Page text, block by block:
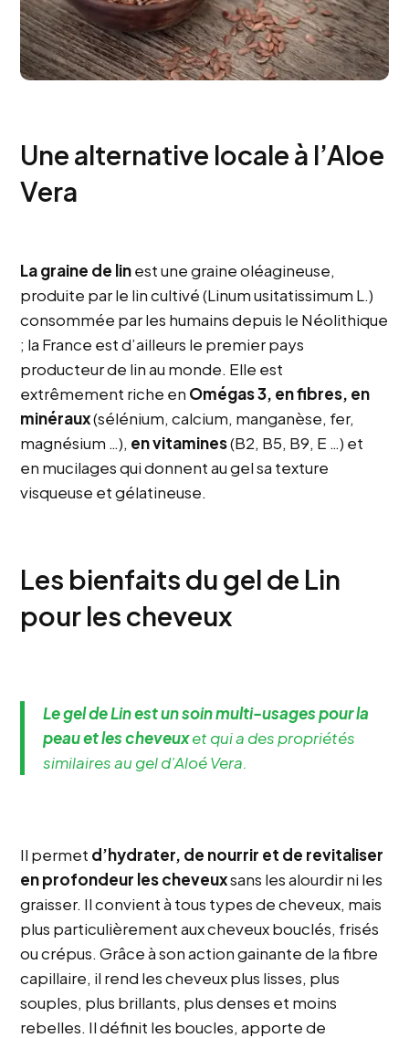
Une alternative locale à l’Aloe
Vera
La graine de linest une graine oléagineuse,
produite par le lin cultivé (Linum usitatissimum L.)
consommée par les humains depuis le Néolithique
; la France est d’ailleurs le premier pays
producteur de lin au monde. Elle est
extrêmement riche en Omégas 3, en fibres, en
minéraux(sélénium, calcium, manganèse, fer,
magnésium …), en vitamines(B2, B5, B9, E …) et
en mucilages qui donnent au gel sa texture
visqueuse et gélatineuse.
Les bienfaits du gel de Lin
pour les cheveux
Le gel de Lin est un soin multi-usages pour la
peau et les cheveuxet qui a des propriétés
similaires au gel d’Aloé Vera.
Il permet d’hydrater, de nourrir et de revitaliser
en profondeur les cheveuxsans les alourdir ni les
graisser. Il convient à tous types de cheveux, mais
plus particulièrement aux cheveux bouclés, frisés
ou crépus. Grâce à son action gainante de la fibre
capillaire, il rend les cheveux plus lisses, plus
souples, plus brillants, plus denses et moins
rebelles. Il définit les boucles, apporte de